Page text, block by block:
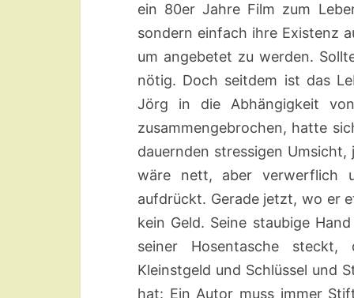
ein 80er Jahre Film zum
sondern einfach ihre Existenz
um angebetet zu werden.
nötig. Doch seitdem ist das
Jörg in die Abhängigkeit
zusammengebrochen, hatte
dauernden stressigen
wäre nett, aber verwerflich
aufdrückt. Gerade jetzt, wo er
kein Geld. Seine staubige
seiner Hosentasche
Kleinstgeld und Schlüssel und
hat: Ein Autor muss immer